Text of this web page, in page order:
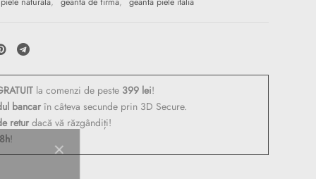
la comenzi de peste 399 lei!
bancar în câteva secunde prin 3D Secure.
returdacă vă răzgândiți!
!